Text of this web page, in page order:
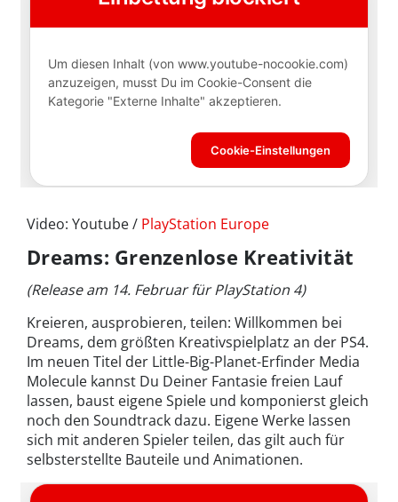
Video: Youtube / PlayStation Europe
Dreams: Grenzenlose Kreativität
(Release am 14. Februar für PlayStation 4)
Kreieren, ausprobieren, teilen: Willkommen bei
Dreams, dem größten Kreativspielplatz an der PS4.
Im neuen Titel der Little-Big-Planet-Erfinder Media
Molecule kannst Du Deiner Fantasie freien Lauf
lassen, baust eigene Spiele und komponierst gleich
noch den Soundtrack dazu. Eigene Werke lassen
sich mit anderen Spieler teilen, das gilt auch für
selbsterstellte Bauteile und Animationen.